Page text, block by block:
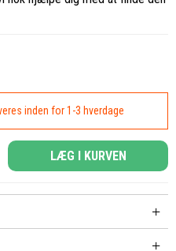
inden for 1-3 hverdage
LÆG I KURVEN